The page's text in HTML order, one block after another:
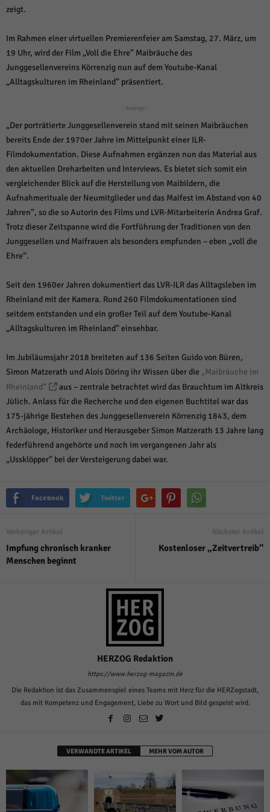
zeigt.
Im Rahmen einer virtuellen Premierenfeier am Samstag, 27. März, um
19 Uhr, wird der Film „Voll die Ehre“ Maibräuche des
Junggesellenvereins Körrenzig nun auf dem Youtube-Kanal
„Alltagskulturen im Rheinland“ präsentiert.
- Anzeige -
„Der porträtierte Junggesellenverein stand mit seinen Maibräuchen
bereits Ende der 1970er Jahre im Mittelpunkt einer ILR-
Filmdokumentation. Diese Aufnahmen ergänzen nun das Material aus
den aktuellen Dreharbeiten und Interviews. Es bietet sich somit ein
vergleichender Blick auf die Herstellung von Maibildern, die
Aufnahmerituale der Neumitglieder und das Maifest im Abstand von 40
Jahren“, so die so Autorin des Films und LVR-Mitarbeiterin Andrea Graf.
Trotz dieser Zeitspanne wird die Fortführung der Traditionen von den
Junggesellen und Maifrauen als besonders empfunden – eben „voll die
Ehre“.
Seit den 1960er Jahren dokumentiert das LVR-ILR das Alltagsleben im
Rheinland mit der Kamera. Rund 260 Filmdokumentationen sind
seitdem entstanden und ein großer Teil auf dem Youtube-Kanal
„Alltagskulturen im Rheinland“ einsehbar.
Im Jubiläumsjahr 2018 breiteten auf 136 Seiten Guido von Büren,
Simon Matzerath und Alois Döring ihr Wissen über die „Maibräuche im
Rheinland“
aus – zentrale betrachtet wird das Brauchtum im Altkreis
Jülich. Anlass für die Recherche und den eigenen Buchtitel war das
175-jährige Bestehen des Junggesellenverein Körrenzig 1843, dem
Archäologe, Historiker und Herausgeber Simon Matzerath 13 Jahre lang
federführend angehörte und noch im vergangenen Jahr als
„Ussklöpper“ bei der Versteigerung dabei war.
Facebook Twitter
Vorheriger Artikel
Impfung chronisch kranker
Menschen beginnt
Nächster Artikel
Kostenloser „Zeitvertreib“
HERZOG Redaktion
https://www.herzog-magazin.de
Die Redaktion ist das Zusammenspiel eines Teams mit Herz für die HERZogstadt,
das mit Kompetenz und Engagement, Liebe zu Wort und Bild gespeist wird.
VERWANDTE ARTIKEL MEHR VOM AUTOR
auswählen.
Alle akzeptieren Speichern und weiter
Datenschutzeinstellungen
Essenziell (1)
Essenzielle Cookies ermöglichen grundlegende Funktionen und sind für die
Cookie-Informationen anzeigen
Statistiken (1)
Statistik Cookies erfassen Informationen anonym. Diese Informationen helfen
uns zu verstehen, wie unsere Besucher unsere Website nutzen.
Cookie-Informationen anzeigen
Marketing (1)
Marketing-Cookies werden von Drittanbietern oder Publishern verwendet,
um personalisierte Werbung anzuzeigen. Sie tun dies, indem sie Besucher
Cookie-Informationen anzeigen
Externe Medien (6)
Inhalte von Videoplattformen und Social-Media-Plattformen werden
werden, bedarf der Zugriff auf diese Inhalte keiner manuellen Einwilligung
Cookie-Informationen anzeigen
powered by Borlabs Cookie Datenschutzerklärung Impressum